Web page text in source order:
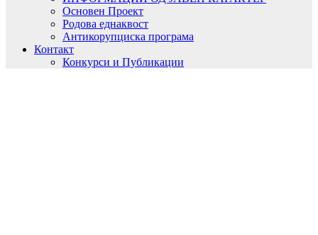
Основен Проект
Родова еднаквост
Антикорупциска програма
Контакт
Конкурси и Публикации